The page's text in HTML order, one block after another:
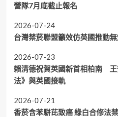
營隊7月底截止報名
2026-07-24
台灣禁菸聯盟籲效仿英國推動
2026-07-23
賴清德祝賀英國新首相柏南 王
法》與英國接軌
2026-07-21
香菸含苯駢芘致癌 綠白合修法